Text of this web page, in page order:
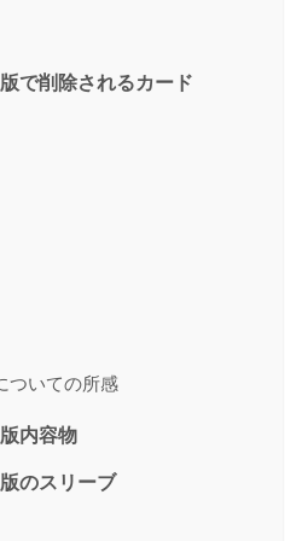
で削除されるカード
ついての所感
内容物
のスリーブ